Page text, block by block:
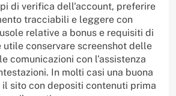
di verifica dell'account, preferire
tracciabili e leggere con
relative a bonus e requisiti di
utile conservare screenshot delle
comunicazioni con l'assistenza
In molti casi una buona
sito con depositi contenuti prima